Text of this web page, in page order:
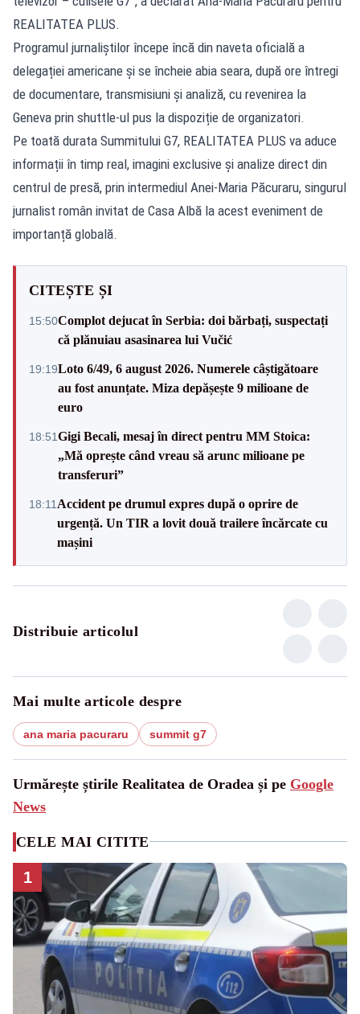
REALITATEA PLUS.
Programul jurnaliștilor începe încă din naveta oficială a
delegației americane și se încheie abia seara, după ore întregi
de documentare, transmisiuni și analiză, cu revenirea la
Geneva prin shuttle-ul pus la dispoziție de organizatori.
Pe toată durata Summitului G7, REALITATEA PLUS va aduce
informații în timp real, imagini exclusive și analize direct din
centrul de presă, prin intermediul Anei-Maria Păcuraru, singurul
jurnalist român invitat de Casa Albă la acest eveniment de
importanță globală.
CITEȘTE ȘI
15:50Complot dejucat în Serbia: doi bărbați, suspectați
că plănuiau asasinarea lui Vučić
19:19Loto 6/49, 6 august 2026. Numerele câștigătoare
au fost anunțate. Miza depășește 9 milioane de
euro
18:51Gigi Becali, mesaj în direct pentru MM Stoica:
„Mă oprește când vreau să arunc milioane pe
transferuri”
18:11 Accident pe drumul expres după o oprire de
urgență. Un TIR a lovit două trailere încărcate cu
mașini
Distribuie articolul
Mai multe articole despre
ana maria pacuraru summit g7
Urmărește știrile Realitatea de Oradea și pe Google
News
CELE MAI CITITE
1